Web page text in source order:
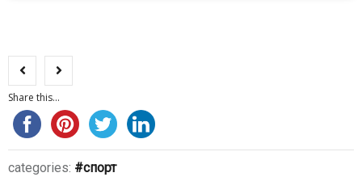
Share this...
categories:
спорт